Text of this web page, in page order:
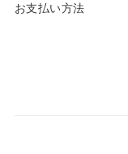
お支払い方法